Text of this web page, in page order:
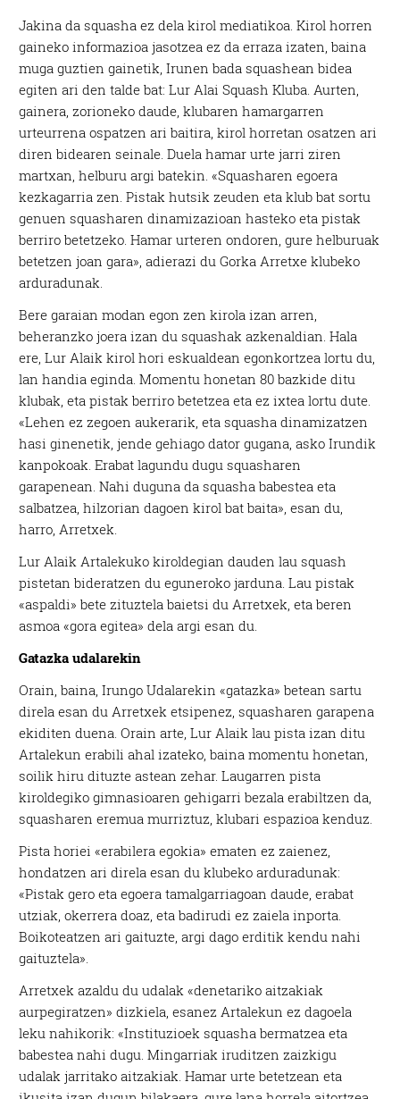
Jakina da squasha ez dela kirol mediatikoa. Kirol horren
gaineko informazioa jasotzea ez da erraza izaten, baina
muga guztien gainetik, Irunen bada squashean bidea
egiten ari den talde bat: Lur Alai Squash Kluba. Aurten,
gainera, zorioneko daude, klubaren hamargarren
urteurrena ospatzen ari baitira, kirol horretan osatzen ari
diren bidearen seinale. Duela hamar urte jarri ziren
martxan, helburu argi batekin. «Squasharen egoera
kezkagarria zen. Pistak hutsik zeuden eta klub bat sortu
genuen squasharen dinamizazioan hasteko eta pistak
berriro betetzeko. Hamar urteren ondoren, gure helburuak
betetzen joan gara», adierazi du Gorka Arretxe klubeko
arduradunak.
Bere garaian modan egon zen kirola izan arren,
beheranzko joera izan du squashak azkenaldian. Hala
ere, Lur Alaik kirol hori eskualdean egonkortzea lortu du,
lan handia eginda. Momentu honetan 80 bazkide ditu
klubak, eta pistak berriro betetzea eta ez ixtea lortu dute.
«Lehen ez zegoen aukerarik, eta squasha dinamizatzen
hasi ginenetik, jende gehiago dator gugana, asko Irundik
kanpokoak. Erabat lagundu dugu squasharen
garapenean. Nahi duguna da squasha babestea eta
salbatzea, hilzorian dagoen kirol bat baita», esan du,
harro, Arretxek.
Lur Alaik Artalekuko kiroldegian dauden lau squash
pistetan bideratzen du eguneroko jarduna. Lau pistak
«aspaldi» bete zituztela baietsi du Arretxek, eta beren
asmoa «gora egitea» dela argi esan du.
Gatazka udalarekin
Orain, baina, Irungo Udalarekin «gatazka» betean sartu
direla esan du Arretxek etsipenez, squasharen garapena
ekiditen duena. Orain arte, Lur Alaik lau pista izan ditu
Artalekun erabili ahal izateko, baina momentu honetan,
soilik hiru dituzte astean zehar. Laugarren pista
kiroldegiko gimnasioaren gehigarri bezala erabiltzen da,
squasharen eremua murriztuz, klubari espazioa kenduz.
Pista horiei «erabilera egokia» ematen ez zaienez,
hondatzen ari direla esan du klubeko arduradunak:
«Pistak gero eta egoera tamalgarriagoan daude, erabat
utziak, okerrera doaz, eta badirudi ez zaiela inporta.
Boikoteatzen ari gaituzte, argi dago erditik kendu nahi
gaituztela».
Arretxek azaldu du udalak «denetariko aitzakiak
aurpegiratzen» dizkiela, esanez Artalekun ez dagoela
leku nahikorik: «Instituzioek squasha bermatzea eta
babestea nahi dugu. Mingarriak iruditzen zaizkigu
udalak jarritako aitzakiak. Hamar urte betetzean eta